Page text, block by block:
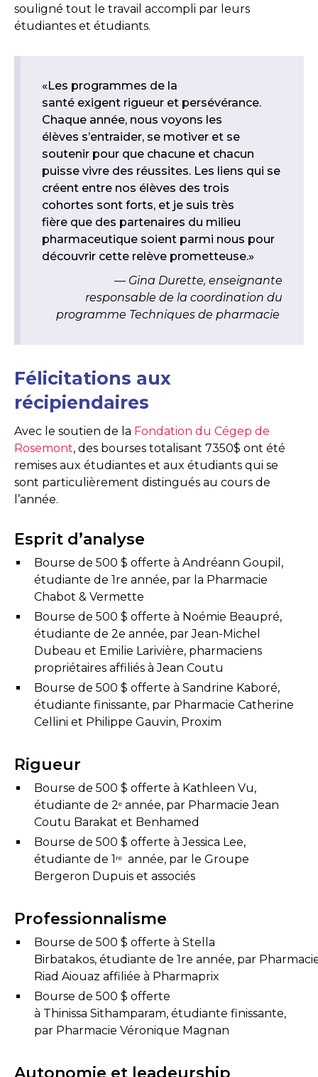
souligné tout le travail accompli par leurs
étudiantes et étudiants.
«Les programmes de la
santé exigent rigueur et persévérance.
Chaque année, nous voyons les
élèves s’entraider, se motiver et se
soutenir pour que chacune et chacun
puisse vivre des réussites. Les liens qui se
créent entre nos élèves des trois
cohortes sont forts, et je suis très
fière que des partenaires du milieu
pharmaceutique soient parmi nous pour
découvrir cette relève prometteuse.»
Gina Durette, enseignante
responsable de la coordination du
programme Techniques de pharmacie
Félicitations aux
récipiendaires
Avec le soutien de la Fondation du Cégep de
Rosemont, des bourses totalisant 7350$ ont été
remises aux étudiantes et aux étudiants qui se
sont particulièrement distingués au cours de
l’année.
Esprit d’analyse
Bourse de 500 $ offerte à Andréann Goupil,
étudiante de 1re année, par la Pharmacie
Chabot & Vermette
Bourse de 500 $ offerte à Noémie Beaupré,
étudiante de 2e année, par Jean-Michel
Dubeau et Emilie Larivière, pharmaciens
propriétaires affiliés à Jean Coutu
Bourse de 500 $ offerte à Sandrine Kaboré,
étudiante finissante, par Pharmacie Catherine
Cellini et Philippe Gauvin, Proxim
Rigueur
Bourse de 500 $ offerte à Kathleen Vu,
étudiante de 2e année, par Pharmacie Jean
Coutu Barakat et Benhamed
Bourse de 500 $ offerte à Jessica Lee,
étudiante de 1 re
année, par le Groupe
Bergeron Dupuis et associés
Professionnalisme
Bourse de 500 $ offerte à Stella
Birbatakos, étudiante de 1re année, par
Riad Aiouaz affiliée à Pharmaprix
Bourse de 500 $ offerte
à Thinissa Sithamparam, étudiante finissante,
par Pharmacie Véronique Magnan